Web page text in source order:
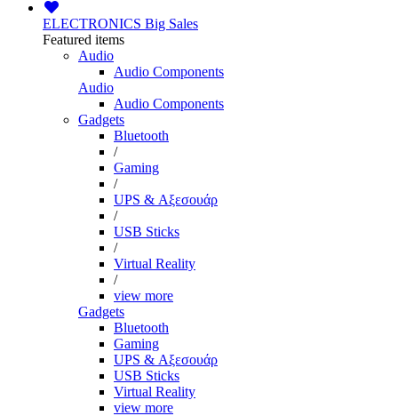
ELECTRONICS Big Sales
Featured items
Audio
Audio Components
Audio
Audio Components
Gadgets
Bluetooth
/
Gaming
/
UPS & Αξεσουάρ
/
USB Sticks
/
Virtual Reality
/
view more
Gadgets
Bluetooth
Gaming
UPS & Αξεσουάρ
USB Sticks
Virtual Reality
view more